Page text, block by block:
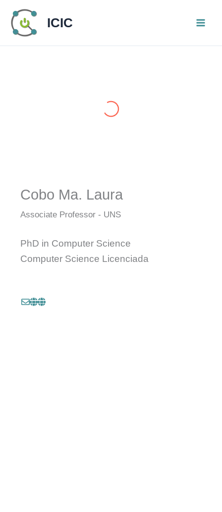
content
ICIC
Cobo Ma. Laura
Associate Professor - UNS
PhD in Computer Science
Computer Science Licenciada